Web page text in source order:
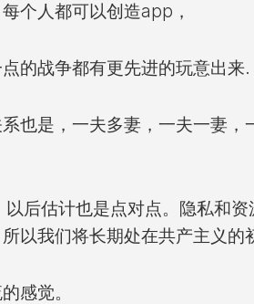
个人都可以创造app，
的战争都有更先进的玩意出来.
也是，一夫多妻，一夫一妻，
以后估计也是点对点。隐私和
以我们将长期处在共产主义的
感觉。